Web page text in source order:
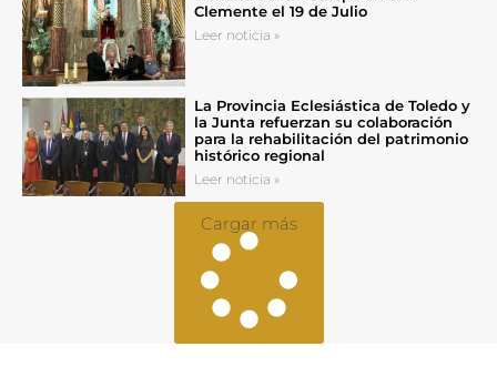
Clemente el 19 de Julio
Leer noticia »
La Provincia Eclesiástica de Toledo y
la Junta refuerzan su colaboración
para la rehabilitación del patrimonio
histórico regional
Leer noticia »
Cargar más